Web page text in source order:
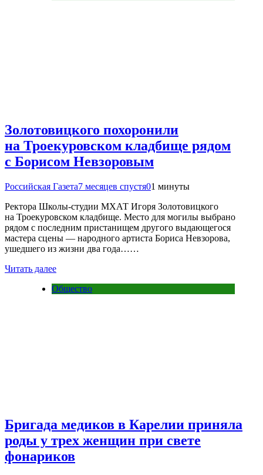
Золотовицкого похоронили
на Троекуровском кладбище рядом
с Борисом Невзоровым
Российская Газета7 месяцев спустя01 минуты
Ректора Школы-студии МХАТ Игоря Золотовицкого
на Троекуровском кладбище. Место для могилы выбрано
рядом с последним пристанищем другого выдающегося
мастера сцены — народного артиста Бориса Невзорова,
ушедшего из жизни два года……
Читать далее
Общество
Бригада медиков в Карелии приняла
роды у трех женщин при свете
фонариков